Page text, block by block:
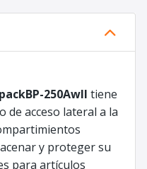
250AwII tiene
de acceso lateral a la
y proteger su
para artículos